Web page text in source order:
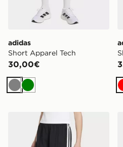
adidas
Short Apparel Tech
30,00€
GrigioVerde
adidas Short Firebird Con